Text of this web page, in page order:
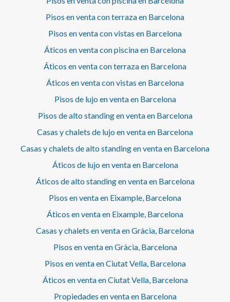
Pisos en venta con terraza en Barcelona
Pisos en venta con vistas en Barcelona
Áticos en venta con piscina en Barcelona
Áticos en venta con terraza en Barcelona
Áticos en venta con vistas en Barcelona
Pisos de lujo en venta en Barcelona
Pisos de alto standing en venta en Barcelona
Casas y chalets de lujo en venta en Barcelona
Casas y chalets de alto standing en venta en Barcelona
Áticos de lujo en venta en Barcelona
Áticos de alto standing en venta en Barcelona
Pisos en venta en Eixample, Barcelona
Áticos en venta en Eixample, Barcelona
Casas y chalets en venta en Gràcia, Barcelona
Pisos en venta en Gràcia, Barcelona
Pisos en venta en Ciutat Vella, Barcelona
Áticos en venta en Ciutat Vella, Barcelona
Propiedades en venta en Barcelona